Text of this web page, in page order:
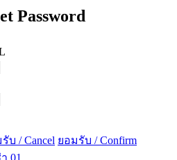
Password
บ / Cancel ยอมรับ / Confirm